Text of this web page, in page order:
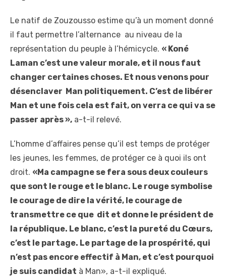
Le natif de Zouzousso estime qu’à un moment donné
il faut permettre l’alternance au niveau de la
représentation du peuple à l’hémicycle. « Koné
Laman c’est une valeur morale, et il nous faut
changer certaines choses. Et nous venons pour
désenclaver Man politiquement. C’est de libérer
Man et une fois cela est fait, on verra ce qui va se
passer après », a-t-il relevé.
L’homme d’affaires pense qu’il est temps de protéger
les jeunes, les femmes, de protéger ce à quoi ils ont
droit. «Ma campagne se fera sous deux couleurs
que sont le rouge et le blanc. Le rouge symbolise
le courage de dire la vérité, le courage de
transmettre ce que dit et donne le président de
la république. Le blanc, c’est la pureté du Cœurs,
c’est le partage. Le partage de la prospérité, qui
n’est pas encore effectif à Man, et c’est pourquoi
je suis candidat à Man», a-t-il expliqué.